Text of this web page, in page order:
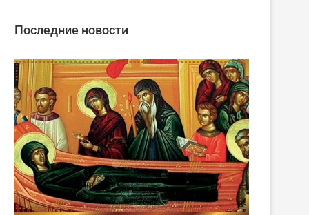
Последние новости